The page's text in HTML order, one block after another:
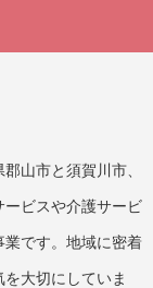
山市と須賀川市、
ビスや介護サービ
業です。地域に密着
大切にしていま